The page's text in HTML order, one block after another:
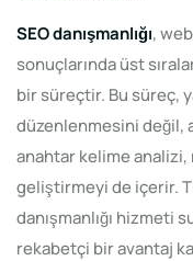
SEO danışmanlığı,
sonuçlarında üst
bir süreçtir. Bu süreç,
düzenlenmesini değil,
anahtar kelime analizi,
geliştirmeyi de içerir.
danışmanlığı hizmeti
rekabetçi bir avantaj